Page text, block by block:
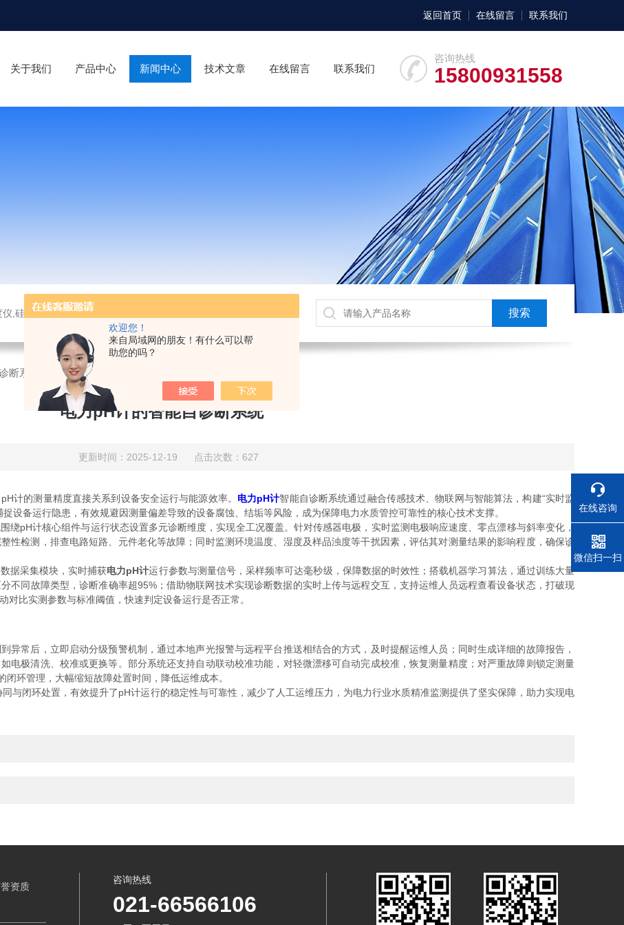
欢迎您！
来自局域网的朋友！有什么可以帮
助您的吗？
返回首页 在线留言 联系我们
咨询热线
15800931558
关于我们 产品中心 新闻中心 技术文章 在线留言 联系我们
电极，PH电极，气体分析仪，氧化锆分析仪，压力变送器，刮油机，电导电极，锑电极，ORP电极，酸度计，气体检测仪，液位计，温度变送器，PH变送器
断系统
电力pH计的智能自诊断系统
更新时间：2025-12-19 点击次数：627
的测量精度直接关系到设备安全运行与能源效率。 电力pH计智能自诊断系统通过融合传感技术、物联网与智能算法，构建“实时监
设备运行隐患，有效规避因测量偏差导致的设备腐蚀、结垢等风险，成为保障电力水质管控可靠性的核心技术支撑。
pH计核心组件与运行状态设置多元诊断维度，实现全工况覆盖。针对传感器电极，实时监测电极响应速度、零点漂移与斜率变化，
性检测，排查电路短路、元件老化等故障；同时监测环境温度、湿度及样品浊度等干扰因素，评估其对测量结果的影响程度，确保诊
据采集模块，实时捕获电力pH计运行参数与测量信号，采样频率可达毫秒级，保障数据的时效性；搭载机器学习算法，通过训练大量
不同故障类型，诊断准确率超95%；借助物联网技术实现诊断数据的实时上传与远程交互，支持运维人员远程查看设备状态，打破现
比实测参数与标准阈值，快速判定设备运行是否正常。
常后，立即启动分级预警机制，通过本地声光报警与远程平台推送相结合的方式，及时提醒运维人员；同时生成详细的故障报告，
电极清洗、校准或更换等。部分系统还支持自动联动校准功能，对轻微漂移可自动完成校准，恢复测量精度；对严重故障则锁定测量
环管理，大幅缩短故障处置时间，降低运维成本。
与闭环处置，有效提升了pH计运行的稳定性与可靠性，减少了人工运维压力，为电力行业水质精准监测提供了坚实保障，助力实现电
资质
咨询热线
021-66566106
在线咨询
电话
微信扫一扫